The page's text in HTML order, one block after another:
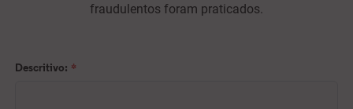
fraudulentos foram praticados.